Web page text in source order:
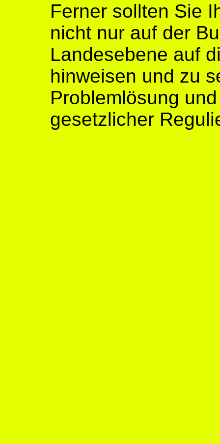
Ferner sollten Sie
nicht nur auf der
Landesebene auf
hinweisen und zu
Problemlösung
gesetzlicher